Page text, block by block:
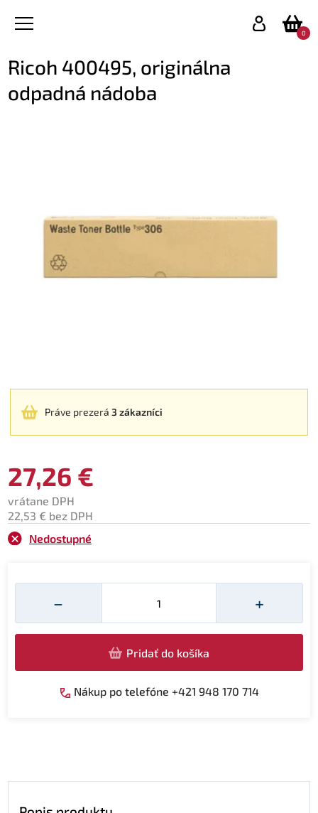
0
Ricoh 400495, originálna
odpadná nádoba
Práve prezerá 3 zákazníci
27,26 €
vrátane DPH
22,53 € bez DPH
Nedostupné
−
Množství
+
Pridať do košíka
Nákup po telefóne +421 948 170 714